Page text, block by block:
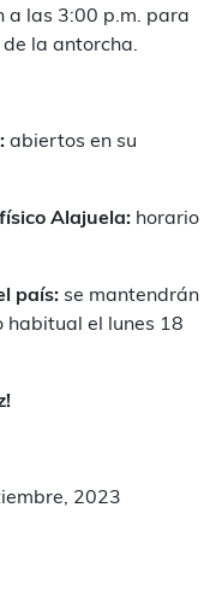
a las 3:00 p.m. para
la antorcha.
abiertos en su
Alajuela: horario
país: se mantendrán
habitual el lunes 18
2023